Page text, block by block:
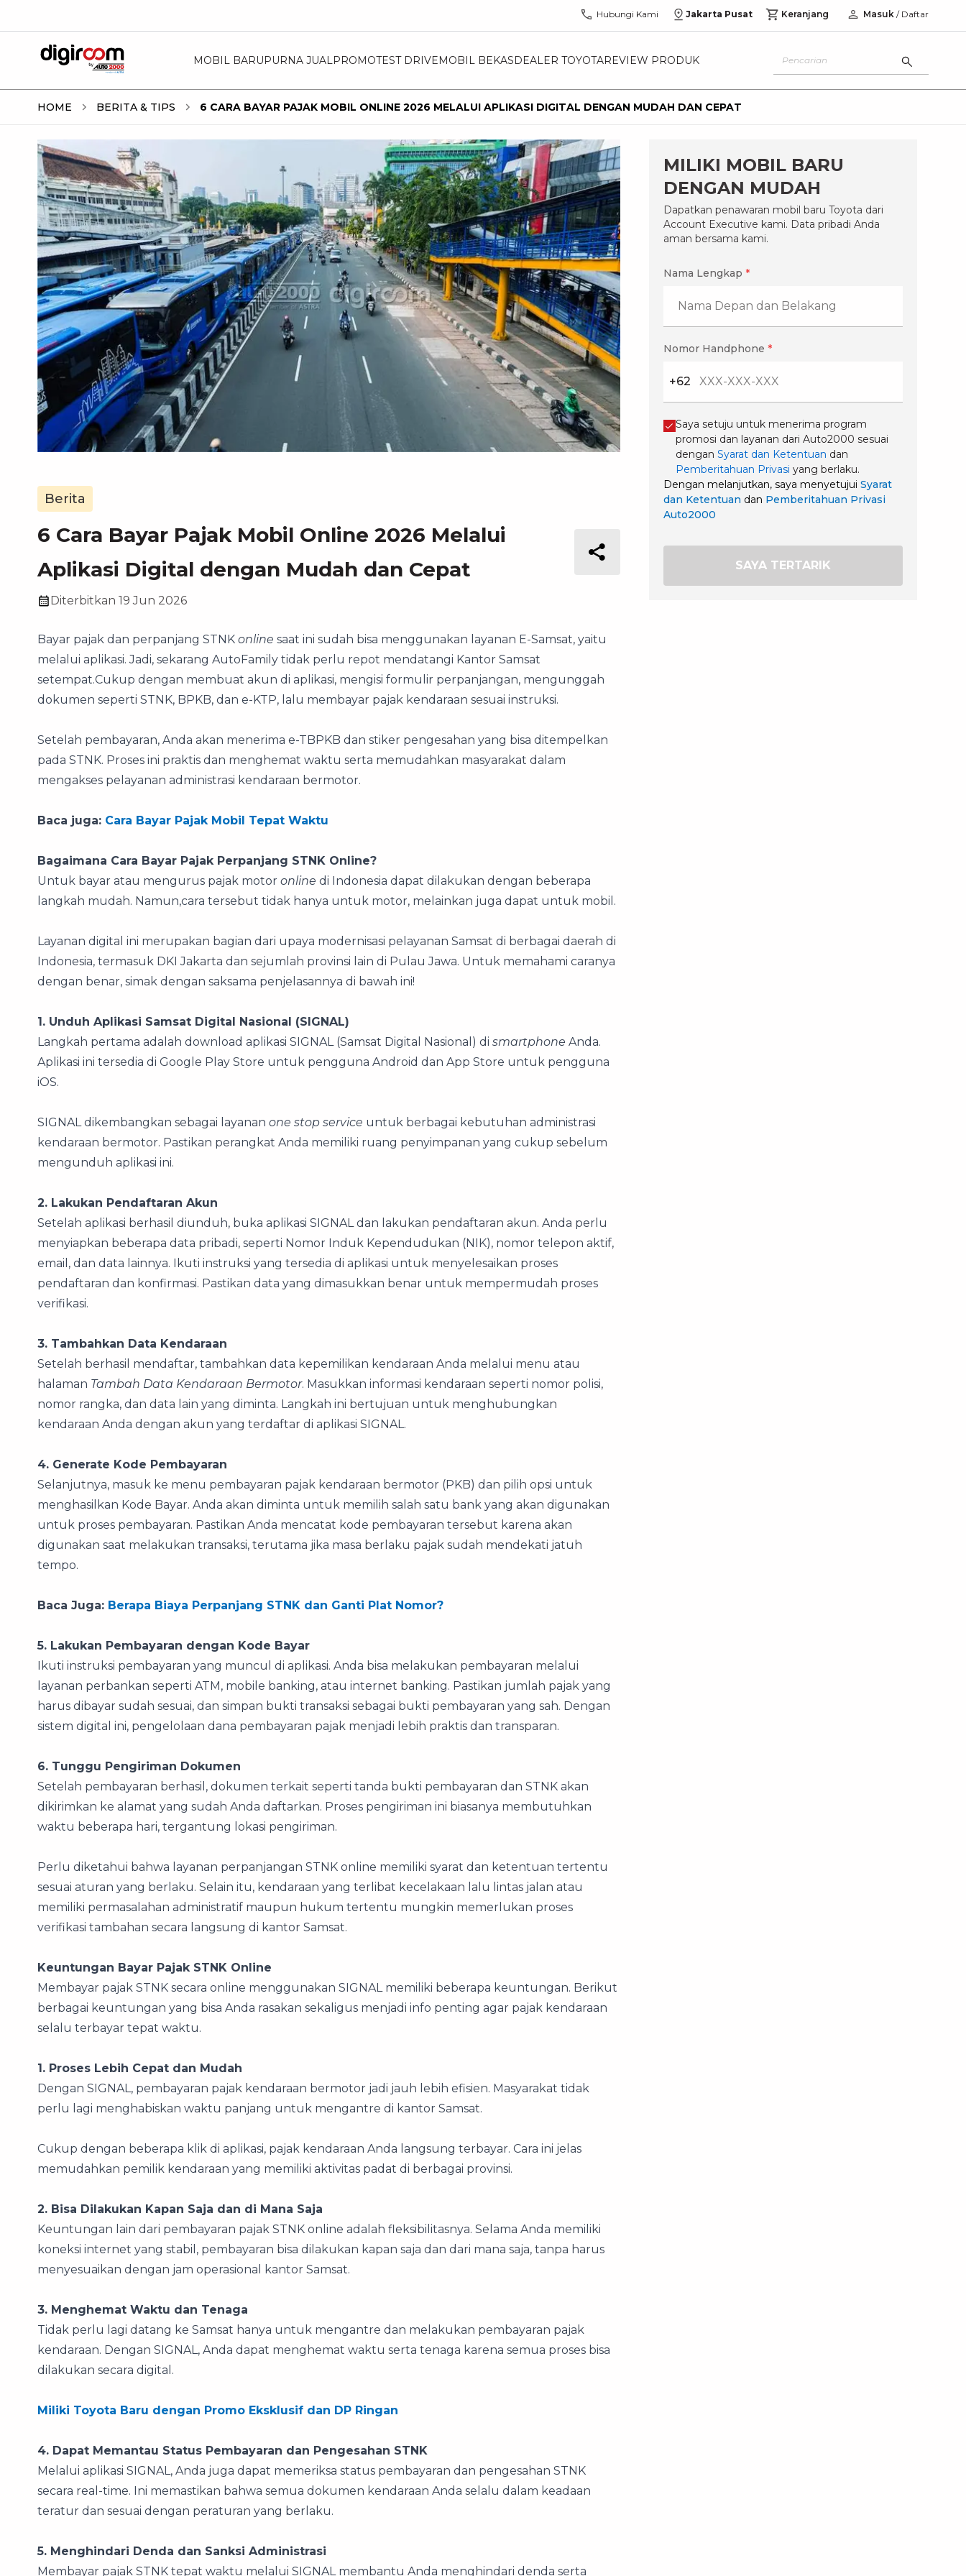
Hubungi Kami Jakarta Pusat Keranjang Masuk / Daftar
MOBIL BARUPURNA JUAL PROMOTEST DRIVEMOBIL BEKASDEALER TOYOTAREVIEW PRODUK
HOME BERITA & TIPS 6 CARA BAYAR PAJAK MOBIL ONLINE 2026 MELALUI APLIKASI DIGITAL DENGAN MUDAH DAN CEPAT
Berita
6 Cara Bayar Pajak Mobil Online 2026 Melalui
Aplikasi Digital dengan Mudah dan Cepat
Diterbitkan 19 Jun 2026
Bayar pajak dan perpanjang STNK online saat ini sudah bisa menggunakan layanan E-Samsat, yaitu
melalui aplikasi. Jadi, sekarang AutoFamily tidak perlu repot mendatangi Kantor Samsat
setempat.Cukup dengan membuat akun di aplikasi, mengisi formulir perpanjangan, mengunggah
dokumen seperti STNK, BPKB, dan e-KTP, lalu membayar pajak kendaraan sesuai instruksi.
Setelah pembayaran, Anda akan menerima e-TBPKB dan stiker pengesahan yang bisa ditempelkan
pada STNK. Proses ini praktis dan menghemat waktu serta memudahkan masyarakat dalam
mengakses pelayanan administrasi kendaraan bermotor.
Baca juga: Cara Bayar Pajak Mobil Tepat Waktu
Bagaimana Cara Bayar Pajak Perpanjang STNK Online?
Untuk bayar atau mengurus pajak motor online di Indonesia dapat dilakukan dengan beberapa
langkah mudah. Namun,cara tersebut tidak hanya untuk motor, melainkan juga dapat untuk mobil.
Layanan digital ini merupakan bagian dari upaya modernisasi pelayanan Samsat di berbagai daerah di
Indonesia, termasuk DKI Jakarta dan sejumlah provinsi lain di Pulau Jawa. Untuk memahami caranya
dengan benar, simak dengan saksama penjelasannya di bawah ini!
1. Unduh Aplikasi Samsat Digital Nasional (SIGNAL)
Langkah pertama adalah download aplikasi SIGNAL (Samsat Digital Nasional) di smartphone Anda.
Aplikasi ini tersedia di Google Play Store untuk pengguna Android dan App Store untuk pengguna
iOS.
SIGNAL dikembangkan sebagai layanan one stop service untuk berbagai kebutuhan administrasi
kendaraan bermotor. Pastikan perangkat Anda memiliki ruang penyimpanan yang cukup sebelum
mengunduh aplikasi ini.
2. Lakukan Pendaftaran Akun
Setelah aplikasi berhasil diunduh, buka aplikasi SIGNAL dan lakukan pendaftaran akun. Anda perlu
menyiapkan beberapa data pribadi, seperti Nomor Induk Kependudukan (NIK), nomor telepon aktif,
email, dan data lainnya. Ikuti instruksi yang tersedia di aplikasi untuk menyelesaikan proses
pendaftaran dan konfirmasi. Pastikan data yang dimasukkan benar untuk mempermudah proses
verifikasi.
3. Tambahkan Data Kendaraan
Setelah berhasil mendaftar, tambahkan data kepemilikan kendaraan Anda melalui menu atau
halaman Tambah Data Kendaraan Bermotor. Masukkan informasi kendaraan seperti nomor polisi,
nomor rangka, dan data lain yang diminta. Langkah ini bertujuan untuk menghubungkan
kendaraan Anda dengan akun yang terdaftar di aplikasi SIGNAL.
4. Generate Kode Pembayaran
Selanjutnya, masuk ke menu pembayaran pajak kendaraan bermotor (PKB) dan pilih opsi untuk
menghasilkan Kode Bayar. Anda akan diminta untuk memilih salah satu bank yang akan digunakan
untuk proses pembayaran. Pastikan Anda mencatat kode pembayaran tersebut karena akan
digunakan saat melakukan transaksi, terutama jika masa berlaku pajak sudah mendekati jatuh
tempo.
Baca Juga: Berapa Biaya Perpanjang STNK dan Ganti Plat Nomor?
5. Lakukan Pembayaran dengan Kode Bayar
Ikuti instruksi pembayaran yang muncul di aplikasi. Anda bisa melakukan pembayaran melalui
layanan perbankan seperti ATM, mobile banking, atau internet banking. Pastikan jumlah pajak yang
harus dibayar sudah sesuai, dan simpan bukti transaksi sebagai bukti pembayaran yang sah. Dengan
sistem digital ini, pengelolaan dana pembayaran pajak menjadi lebih praktis dan transparan.
6. Tunggu Pengiriman Dokumen
Setelah pembayaran berhasil, dokumen terkait seperti tanda bukti pembayaran dan STNK akan
dikirimkan ke alamat yang sudah Anda daftarkan. Proses pengiriman ini biasanya membutuhkan
waktu beberapa hari, tergantung lokasi pengiriman.
Perlu diketahui bahwa layanan perpanjangan STNK online memiliki syarat dan ketentuan tertentu
sesuai aturan yang berlaku. Selain itu, kendaraan yang terlibat kecelakaan lalu lintas jalan atau
memiliki permasalahan administratif maupun hukum tertentu mungkin memerlukan proses
verifikasi tambahan secara langsung di kantor Samsat.
Keuntungan Bayar Pajak STNK Online
Membayar pajak STNK secara online menggunakan SIGNAL memiliki beberapa keuntungan. Berikut
berbagai keuntungan yang bisa Anda rasakan sekaligus menjadi info penting agar pajak kendaraan
selalu terbayar tepat waktu.
1. Proses Lebih Cepat dan Mudah
Dengan SIGNAL, pembayaran pajak kendaraan bermotor jadi jauh lebih efisien. Masyarakat tidak
perlu lagi menghabiskan waktu panjang untuk mengantre di kantor Samsat.
Cukup dengan beberapa klik di aplikasi, pajak kendaraan Anda langsung terbayar. Cara ini jelas
memudahkan pemilik kendaraan yang memiliki aktivitas padat di berbagai provinsi.
2. Bisa Dilakukan Kapan Saja dan di Mana Saja
Keuntungan lain dari pembayaran pajak STNK online adalah fleksibilitasnya. Selama Anda memiliki
koneksi internet yang stabil, pembayaran bisa dilakukan kapan saja dan dari mana saja, tanpa harus
menyesuaikan dengan jam operasional kantor Samsat.
3. Menghemat Waktu dan Tenaga
Tidak perlu lagi datang ke Samsat hanya untuk mengantre dan melakukan pembayaran pajak
kendaraan. Dengan SIGNAL, Anda dapat menghemat waktu serta tenaga karena semua proses bisa
dilakukan secara digital.
Miliki Toyota Baru dengan Promo Eksklusif dan DP Ringan
4. Dapat Memantau Status Pembayaran dan Pengesahan STNK
Melalui aplikasi SIGNAL, Anda juga dapat memeriksa status pembayaran dan pengesahan STNK
secara real-time. Ini memastikan bahwa semua dokumen kendaraan Anda selalu dalam keadaan
teratur dan sesuai dengan peraturan yang berlaku.
5. Menghindari Denda dan Sanksi Administrasi
Membayar pajak STNK tepat waktu melalui SIGNAL membantu Anda menghindari denda serta
MILIKI MOBIL BARU
DENGAN MUDAH
Dapatkan penawaran mobil baru Toyota dari
Account Executive kami. Data pribadi Anda
aman bersama kami.
Nama Lengkap *
Nomor Handphone *
+62
Saya setuju untuk menerima program
promosi dan layanan dari Auto2000 sesuai
dengan Syarat dan Ketentuan dan
Pemberitahuan Privasi yang berlaku.
Dengan melanjutkan, saya menyetujui Syarat
dan Ketentuan dan Pemberitahuan Privasi
Auto2000
SAYA TERTARIK